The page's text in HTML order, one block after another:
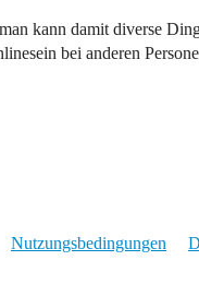
kann damit diverse
bei anderen
Nutzungsbedingungen